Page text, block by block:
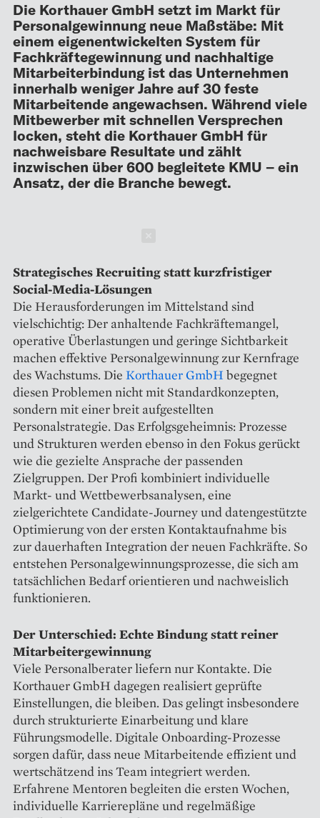
Die Korthauer GmbH setzt im Markt für
Personalgewinnung neue Maßstäbe: Mit
einem eigenentwickelten System für
Fachkräftegewinnung und nachhaltige
Mitarbeiterbindung ist das Unternehmen
innerhalb weniger Jahre auf 30 feste
Mitarbeitende angewachsen. Während viele
Mitbewerber mit schnellen Versprechen
locken, steht die Korthauer GmbH für
nachweisbare Resultate und zählt
inzwischen über 600 begleitete KMU – ein
Ansatz, der die Branche bewegt.
Strategisches Recruiting statt kurzfristiger
Social-Media-Lösungen
Die Herausforderungen im Mittelstand sind
vielschichtig: Der anhaltende Fachkräftemangel,
operative Überlastungen und geringe Sichtbarkeit
machen effektive Personalgewinnung zur Kernfrage
des Wachstums. Die Korthauer GmbH begegnet
diesen Problemen nicht mit Standardkonzepten,
sondern mit einer breit aufgestellten
Personalstrategie. Das Erfolgsgeheimnis: Prozesse
und Strukturen werden ebenso in den Fokus gerückt
wie die gezielte Ansprache der passenden
Zielgruppen. Der Profi kombiniert individuelle
Markt- und Wettbewerbsanalysen, eine
zielgerichtete Candidate-Journey und datengestützte
Optimierung von der ersten Kontaktaufnahme bis
zur dauerhaften Integration der neuen Fachkräfte. So
entstehen Personalgewinnungsprozesse, die sich am
tatsächlichen Bedarf orientieren und nachweislich
funktionieren.
Der Unterschied: Echte Bindung statt reiner
Mitarbeitergewinnung
Viele Personalberater liefern nur Kontakte. Die
Korthauer GmbH dagegen realisiert geprüfte
Einstellungen, die bleiben. Das gelingt insbesondere
durch strukturierte Einarbeitung und klare
Führungsmodelle. Digitale Onboarding-Prozesse
sorgen dafür, dass neue Mitarbeitende effizient und
wertschätzend ins Team integriert werden.
Erfahrene Mentoren begleiten die ersten Wochen,
individuelle Karrierepläne und regelmäßige